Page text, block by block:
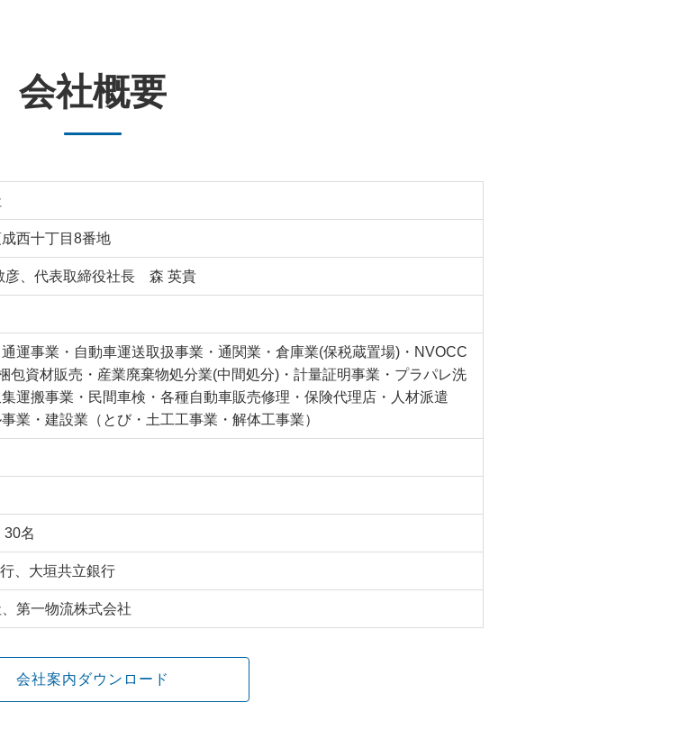
会社概要
西十丁目8番地
、代表取締役社長 森 英貴
運事業・自動車運送取扱事業・通関業・倉庫業(保税蔵置場)・NVOCC
包資材販売・産業廃棄物処分業(中間処分)・計量証明事業・プラパレ洗
運搬事業・民間車検・各種自動車販売修理・保険代理店・人材派遣
業・建設業（とび・土工工事業・解体工事業）
30名
、大垣共立銀行
第一物流株式会社
会社案内ダウンロード